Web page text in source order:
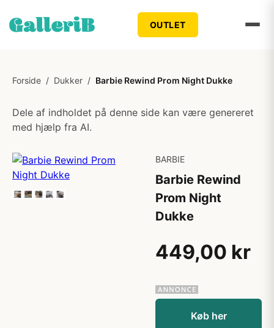
OUTLET
Forside / Dukker / Barbie Rewind Prom Night Dukke
Dele af indholdet på denne side kan være genereret
med hjælp fra AI.
BARBIE
Barbie Rewind
Prom Night
Dukke
449,00 kr
Køb her